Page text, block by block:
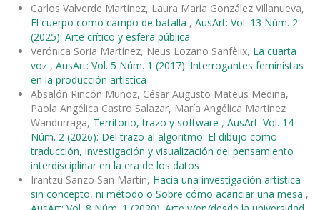
Carlos Valverde Martínez, Laura María González Villanueva,
El cuerpo como campo de batalla , AusArt: Vol. 13 Núm. 2
(2025): Arte crítico y esfera pública
Verónica Soria Martínez, Neus Lozano Sanfèlix, La cuarta
voz , AusArt: Vol. 5 Núm. 1 (2017): Interrogantes feministas
en la producción artística
Absalón Rincón Muñoz, César Augusto Mateus Medina,
Paola Angélica Castro Salazar, María Angélica Martínez
Wandurraga, Territorio, trazo y software , AusArt: Vol. 14
Núm. 2 (2026): Del trazo al algoritmo: El dibujo como
traducción, investigación y visualización del pensamiento
interdisciplinar en la era de los datos
Irantzu Sanzo San Martín, Hacia una investigación artística
sin concepto, ni método o Sobre cómo acariciar una mesa ,